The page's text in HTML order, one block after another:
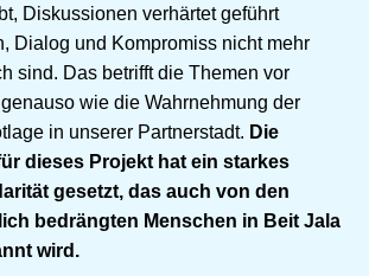
Diskussionen verhärtet geführt
Dialog und Kompromiss nicht mehr
sind. Das betrifft die Themen vor
wie die Wahrnehmung der
in unserer Partnerstadt. Die
dieses Projekt hat ein starkes
gesetzt, das auch von den
bedrängten Menschen in Beit Jala
wird.